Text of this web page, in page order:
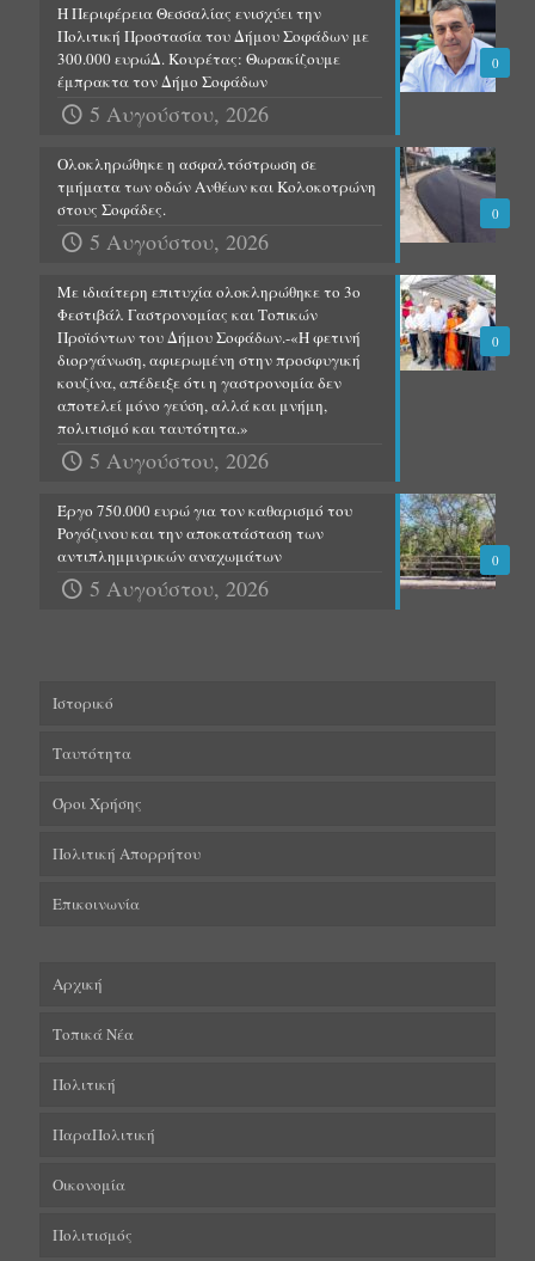
0
Η Περιφέρεια Θεσσαλίας ενισχύει την
Πολιτική Προστασία του Δήμου Σοφάδων με
300.000 ευρώΔ. Κουρέτας: Θωρακίζουμε
έμπρακτα τον Δήμο Σοφάδων
5 Αυγούστου, 2026
0
Ολοκληρώθηκε η ασφαλτόστρωση σε
τμήματα των οδών Ανθέων και Κολοκοτρώνη
στους Σοφάδες.
5 Αυγούστου, 2026
0
Με ιδιαίτερη επιτυχία ολοκληρώθηκε το 3ο
Φεστιβάλ Γαστρονομίας και Τοπικών
Προϊόντων του Δήμου Σοφάδων.-«Η φετινή
διοργάνωση, αφιερωμένη στην προσφυγική
κουζίνα, απέδειξε ότι η γαστρονομία δεν
αποτελεί μόνο γεύση, αλλά και μνήμη,
πολιτισμό και ταυτότητα.»
5 Αυγούστου, 2026
0
Έργο 750.000 ευρώ για τον καθαρισμό του
Ρογόζινου και την αποκατάσταση των
αντιπλημμυρικών αναχωμάτων
5 Αυγούστου, 2026
Ιστορικό
Ταυτότητα
Όροι Χρήσης
Πολιτική Απορρήτου
Επικοινωνία
Αρχική
Τοπικά Νέα
Πολιτική
ΠαραΠολιτική
Οικονομία
Πολιτισμός